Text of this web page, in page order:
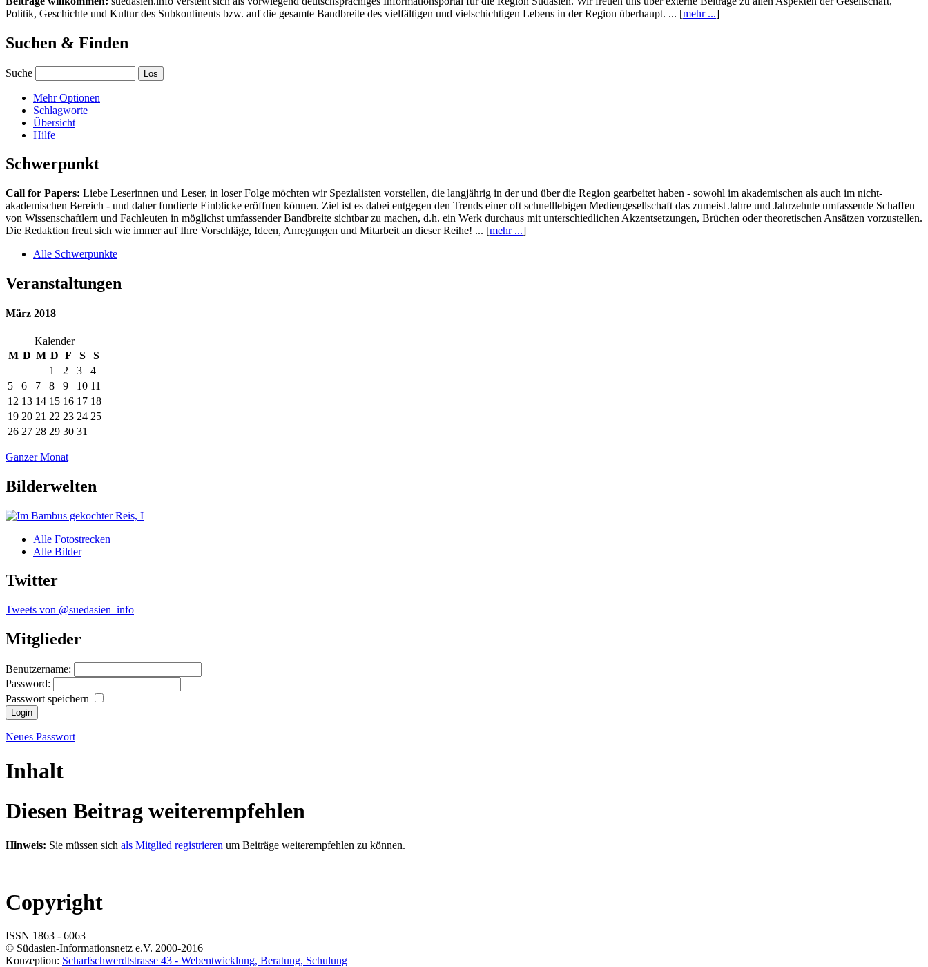
Politik, Geschichte und Kultur des Subkontinents bzw. auf die gesamte Bandbreite des vielfältigen und vielschichtigen Lebens in der Region überhaupt. ... [mehr ...]
Suchen & Finden
Suche
Mehr Optionen
Schlagworte
Übersicht
Hilfe
Schwerpunkt
Call for Papers: Liebe Leserinnen und Leser, in loser Folge möchten wir Spezialisten vorstellen, die langjährig in der und über die Region gearbeitet haben - sowohl im akademischen als auch im nicht-
akademischen Bereich - und daher fundierte Einblicke eröffnen können. Ziel ist es dabei entgegen den Trends einer oft schnelllebigen Mediengesellschaft das zumeist Jahre und Jahrzehnte umfassende Schaffen
von Wissenschaftlern und Fachleuten in möglichst umfassender Bandbreite sichtbar zu machen, d.h. ein Werk durchaus mit unterschiedlichen Akzentsetzungen, Brüchen oder theoretischen Ansätzen vorzustellen.
Die Redaktion freut sich wie immer auf Ihre Vorschläge, Ideen, Anregungen und Mitarbeit an dieser Reihe! ... [mehr ...]
Alle Schwerpunkte
Veranstaltungen
März 2018
Kalender
M D M D F S
S
1
2 3
4
5
6 7 8 9 10 11
12 13 14 15 16 17 18
19 20 21 22 23 24 25
26 27 28 29 30 31
Ganzer Monat
Bilderwelten
Alle Fotostrecken
Alle Bilder
Twitter
Tweets von @suedasien_info
Mitglieder
Benutzername:
Password:
Passwort speichern
Neues Passwort
Inhalt
Diesen Beitrag weiterempfehlen
Hinweis: Sie müssen sich als Mitglied registrieren um Beiträge weiterempfehlen zu können.
Copyright
ISSN 1863 - 6063
© Südasien-Informationsnetz e.V. 2000-2016
Konzeption: Scharfschwerdtstrasse 43 - Webentwicklung, Beratung, Schulung